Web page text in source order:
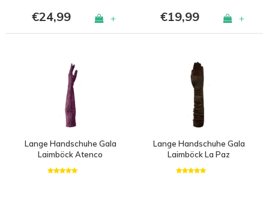
€24,99 + €19,99 +
Lange Handschuhe Gala
Laimböck Atenco
Lange Handschuhe Gala
Laimböck La Paz